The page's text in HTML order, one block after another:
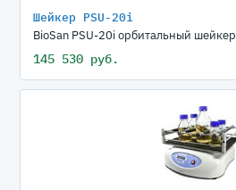
Шейкер PSU-20i
BioSan PSU-20i орбитальный шейкер
145 530 руб.